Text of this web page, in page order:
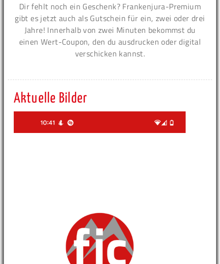
Dir fehlt noch ein Geschenk? Frankenjura-Premium
gibt es jetzt auch als Gutschein für ein, zwei oder drei
Jahre! Innerhalb von zwei Minuten bekommst du
einen Wert-Coupon, den du ausdrucken oder digital
verschicken kannst.
Aktuelle Bilder